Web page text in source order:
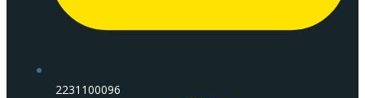
2231100096